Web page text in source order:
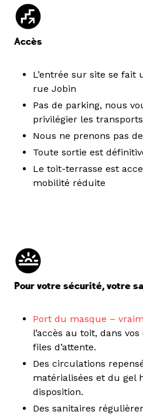
Accès
L’entrée sur site se fait
rue Jobin
Pas de parking, nous
privilégier les
Nous ne prenons pas
Toute sortie est
Le toit-terrasse est
mobilité réduite
Pour votre sécurité, votre
Port du masque –
l’accès au toit, dans
files d’attente.
Des circulations
matérialisées et du gel
disposition.
Des sanitaires